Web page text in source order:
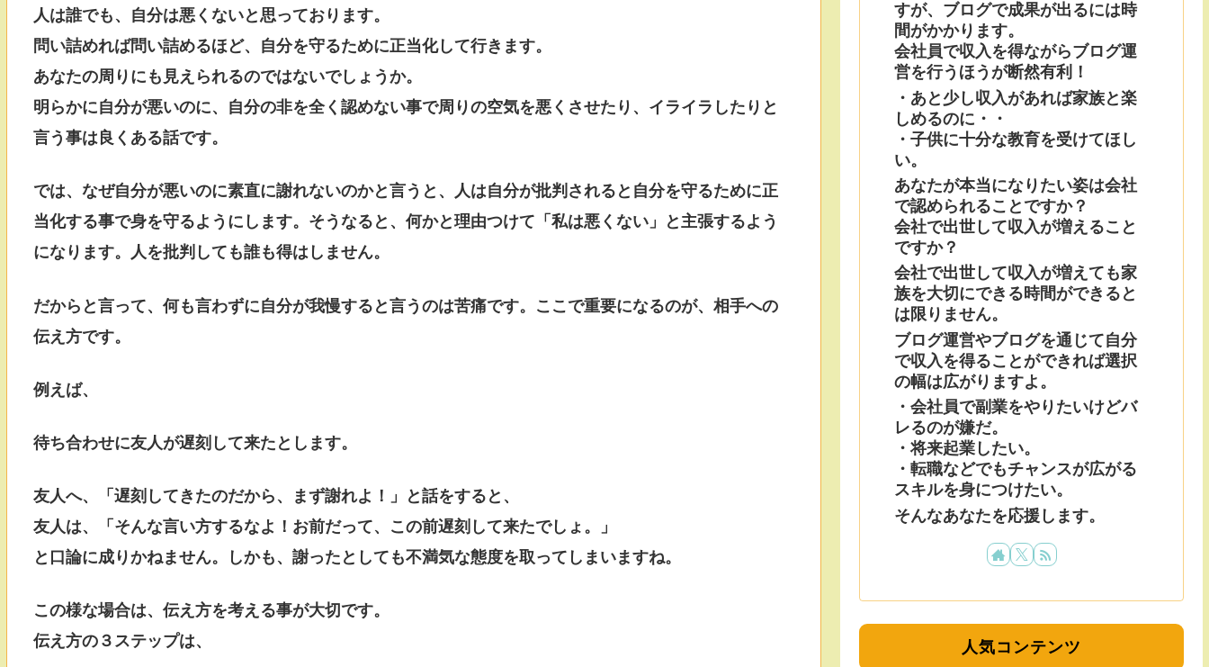
人は誰でも、自分は悪くないと思っております。
問い詰めれば問い詰めるほど、自分を守るために正当化して行きます。
あなたの周りにも見えられるのではないでしょうか。
明らかに自分が悪いのに、自分の非を全く認めない事で周りの空気を悪くさせたり、イライラしたりと
言う事は良くある話です。
では、なぜ自分が悪いのに素直に謝れないのかと言うと、人は自分が批判されると自分を守るために正
当化する事で身を守るようにします。そうなると、何かと理由つけて「私は悪くない」と主張するよう
になります。人を批判しても誰も得はしません。
だからと言って、何も言わずに自分が我慢すると言うのは苦痛です。ここで重要になるのが、相手への
伝え方です。
例えば、
待ち合わせに友人が遅刻して来たとします。
友人へ、「遅刻してきたのだから、まず謝れよ！」と話をすると、
友人は、「そんな言い方するなよ！お前だって、この前遅刻して来たでしょ。」
と口論に成りかねません。しかも、謝ったとしても不満気な態度を取ってしまいますね。
この様な場合は、伝え方を考える事が大切です。
伝え方の３ステップは、
すが、ブログで成果が出るには時
間がかかります。
会社員で収入を得ながらブログ運
営を行うほうが断然有利！
・あと少し収入があれば家族と楽
しめるのに・・
・子供に十分な教育を受けてほし
い。
あなたが本当になりたい姿は会社
で認められることですか？
会社で出世して収入が増えること
ですか？
会社で出世して収入が増えても家
族を大切にできる時間ができると
は限りません。
ブログ運営やブログを通じて自分
で収入を得ることができれば選択
の幅は広がりますよ。
・会社員で副業をやりたいけどバ
レるのが嫌だ。
・将来起業したい。
・転職などでもチャンスが広がる
スキルを身につけたい。
そんなあなたを応援します。
人気コンテンツ